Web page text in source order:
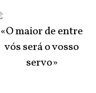
«O maior de entre
vós será o vosso
servo»